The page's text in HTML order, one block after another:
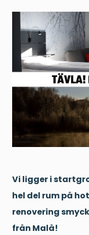
Vi ligger i
hel del rum på
renovering
från Malå!